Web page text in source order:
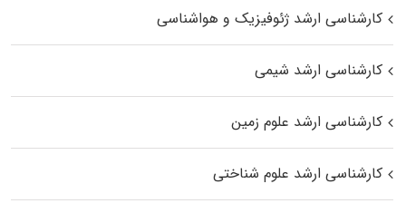
کارشناسی ارشد ژئوفیزیک و هواشناسی
کارشناسی ارشد شیمی
کارشناسی ارشد علوم زمین
کارشناسی ارشد علوم شناختی